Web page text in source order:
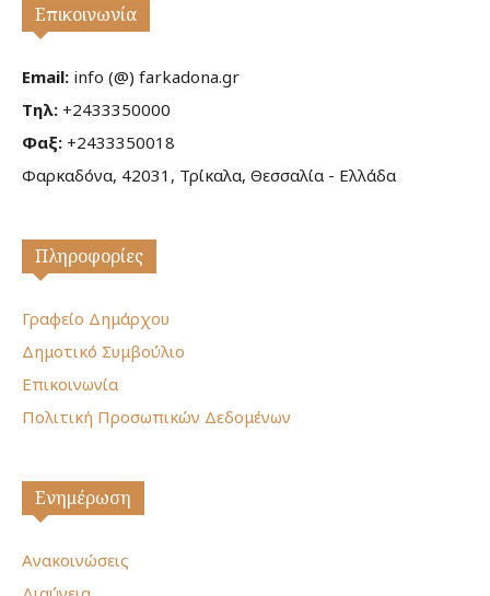
Επικοινωνία
Email: info (@) farkadona.gr
Τηλ: +2433350000
Φαξ: +2433350018
Φαρκαδόνα, 42031, Τρίκαλα, Θεσσαλία - Ελλάδα
Πληροφορίες
Γραφείο Δημάρχου
Δημοτικό Συμβούλιο
Επικοινωνία
Πολιτική Προσωπικών Δεδομένων
Ενημέρωση
Ανακοινώσεις